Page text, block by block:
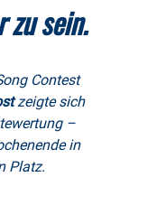
sein.
Contest
zeigte sich
–
in
Platz.